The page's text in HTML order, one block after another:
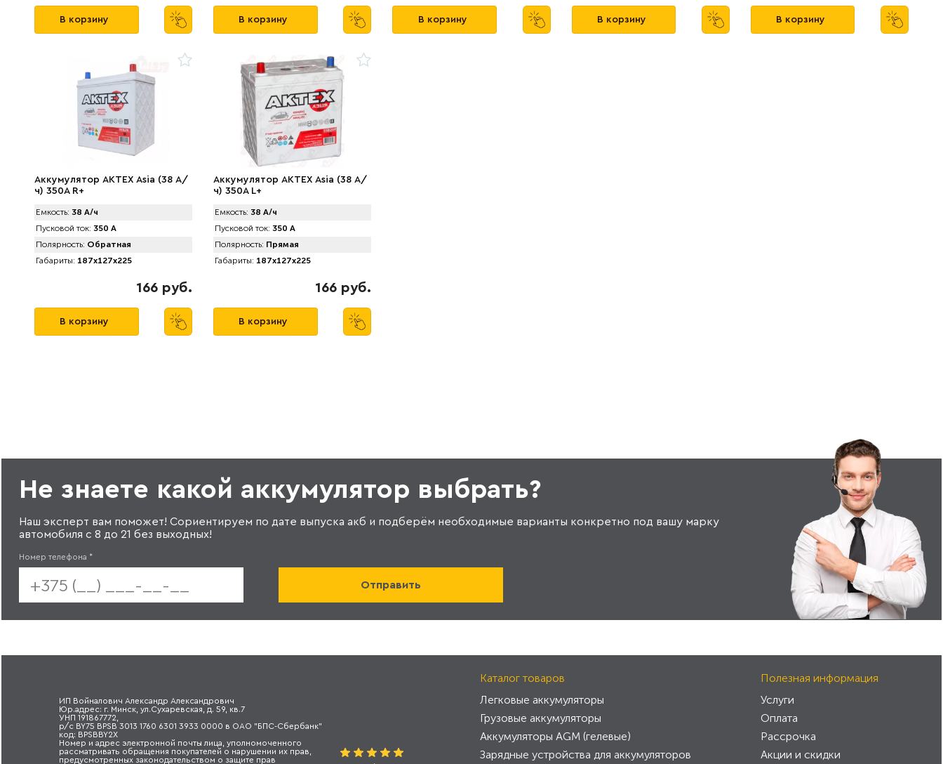
В корзину В корзину В корзину В корзину В корзину
Аккумулятор AKTEX Asia (38 А/
ч) 350A R+
Емкость: 38 А/ч
Пусковой ток: 350 А
Полярность: Обратная
Габариты: 187x127x225
166 руб.
В корзину
Аккумулятор AKTEX Asia (38 А/
ч) 350A L+
Емкость: 38 А/ч
Пусковой ток: 350 А
Полярность: Прямая
Габариты: 187x127x225
166 руб.
В корзину
Не знаете какой аккумулятор выбрать?
Наш эксперт вам поможет! Сориентируем по дате выпуска акб и подберём необходимые варианты конкретно под вашу марку
автомобиля с 8 до 21 без выходных!
Номер телефона *
ИП Войналович Александр Александрович
Юр.адрес: г. Минск, ул.Сухаревская, д. 59, кв.7
УНП 191867772,
р/с BY75 BPSB 3013 1760 6301 3933 0000 в ОАО "БПС-Сбербанк"
код: BPSBBY2X
Номер и адрес электронной почты лица, уполномоченного
рассматривать обращения покупателей о нарушении их прав,
предусмотренных законодательством о защите прав
Каталог товаров
Легковые аккумуляторы
Грузовые аккумуляторы
Аккумуляторы AGM (гелевые)
Зарядные устройства для аккумуляторов
Полезная информация
Услуги
Оплата
Рассрочка
Акции и скидки